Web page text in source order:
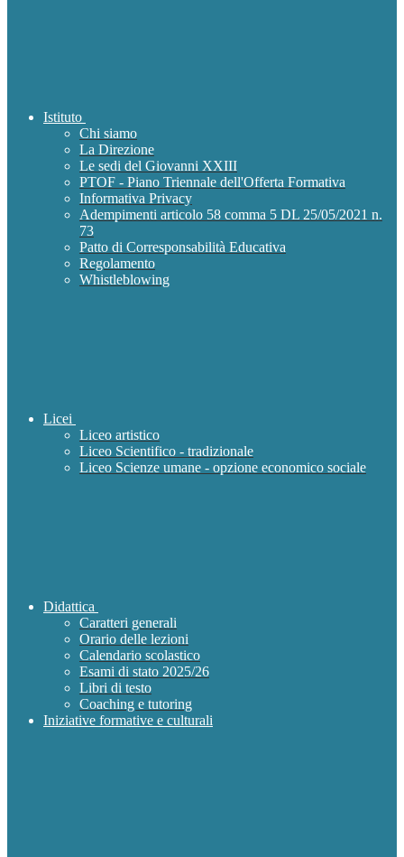
Istituto
Chi siamo
La Direzione
Le sedi del Giovanni XXIII
PTOF - Piano Triennale dell'Offerta Formativa
Informativa Privacy
Adempimenti articolo 58 comma 5 DL 25/05/2021 n.
73
Patto di Corresponsabilità Educativa
Regolamento
Whistleblowing
Licei
Liceo artistico
Liceo Scientifico - tradizionale
Liceo Scienze umane - opzione economico sociale
Didattica
Caratteri generali
Orario delle lezioni
Calendario scolastico
Esami di stato 2025/26
Libri di testo
Coaching e tutoring
Iniziative formative e culturali